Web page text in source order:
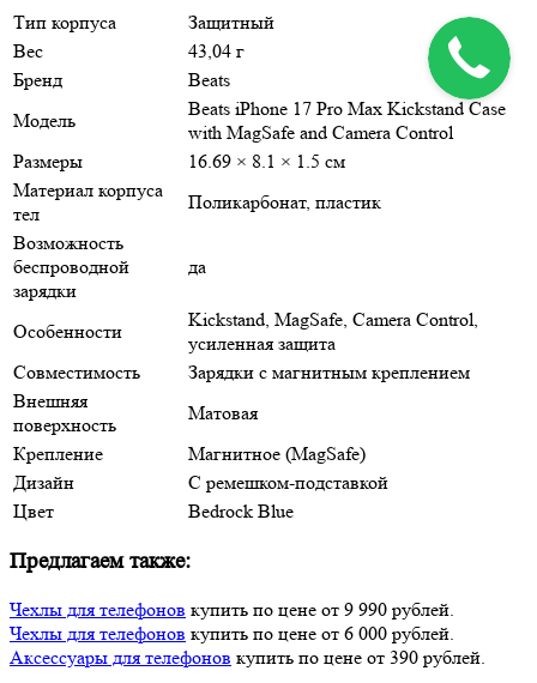
Тип корпуса
Защитный
Вес
43,04 г
Бренд
Beats
Модель
Beats iPhone 17 Pro Max Kickstand Case
with MagSafe and Camera Control
Размеры
16.69 × 8.1 × 1.5 см
Материал корпуса
тел
Поликарбонат, пластик
Возможность
беспроводной
зарядки
да
Особенности
Kickstand, MagSafe, Camera Control,
усиленная защита
Совместимость
Зарядки с магнитным креплением
Внешняя
поверхность
Матовая
Крепление
Магнитное (MagSafe)
Дизайн
С ремешком-подставкой
Цвет
Bedrock Blue
Предлагаем также:
Чехлы для телефонов купить по цене от 9 990 рублей.
Чехлы для телефонов купить по цене от 6 000 рублей.
Аксессуары для телефонов купить по цене от 390 рублей.